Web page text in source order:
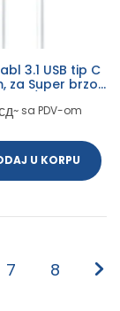
3.1 USB tip C
za Super brzo
Soft, beli
~ sa PDV-om
U KORPU
7 8